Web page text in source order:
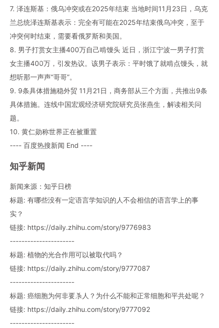
7. 泽连斯基：俄乌冲突或在2025年结束 当地时间11月23日，乌克
兰总统泽连斯基表示：完全有可能在2025年结束俄乌冲突，至于
冲突何时结束，需要看俄罗斯和美国。
8. 男子打赏女主播400万自己啃馒头 近日，浙江宁波一男子打赏
女主播400万，引发热议。该男子表示：平时饿了就啃点馒头，就
想听那一声声“哥哥”。
9. 9条具体措施稳外贸 11月21日，商务部从三个方面，共推出9条
具体措施。连线中国宏观经济研究院研究员张燕生，解读相关问
题。
10. 黄仁勋称世界正在被重置
---- 百度热搜新闻 End ----
知乎新闻
新闻来源：知乎日榜
标题: 有哪些没有一定语言学知识的人不会相信的语言学上的事
实？
链接: https://daily.zhihu.com/story/9776983
----------------------
标题: 植物的光合作用可以被取代吗？
链接: https://daily.zhihu.com/story/9777087
----------------------
标题: 癌细胞为何非要杀人？为什么不能和正常细胞和平共处呢？
链接: https://daily.zhihu.com/story/9777092
----------------------